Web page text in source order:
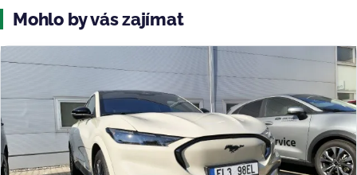
Mohlo by vás zajímat